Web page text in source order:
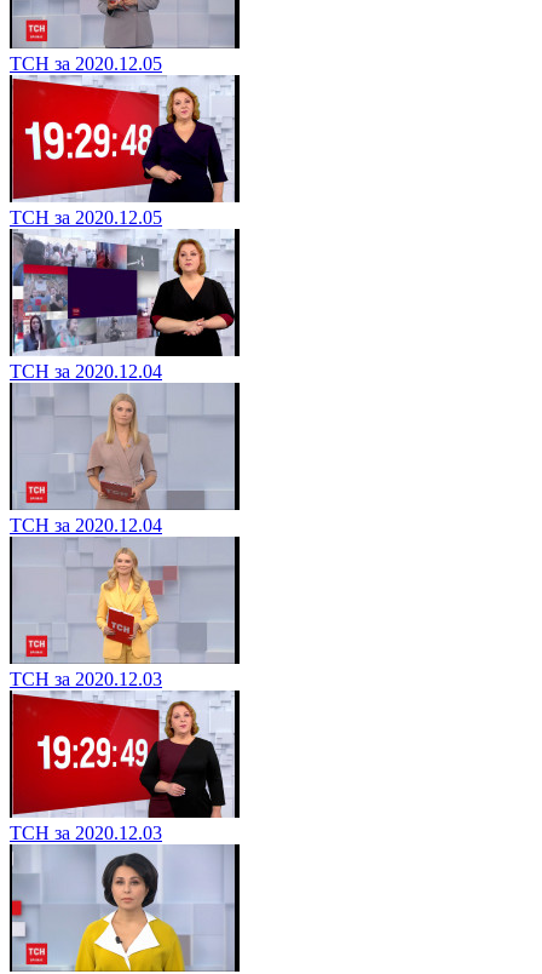
ТСН за 2020.12.05
ТСН за 2020.12.05
ТСН за 2020.12.04
ТСН за 2020.12.04
ТСН за 2020.12.03
ТСН за 2020.12.03